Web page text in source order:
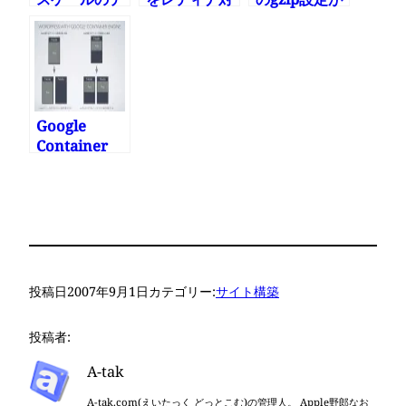
ンプレートを
コマンドで楽
に差し替える
Google
Container
投稿日2007年9月1日カテゴリー:サイト構築
投稿者:
A-tak
A-tak.com(えいたっく どっとこむ)の管理人。 Apple野郎なお